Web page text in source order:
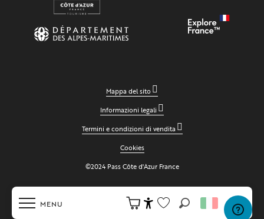
MENU
Mappa del sito
Informazioni legali
Termini e condizioni di vendita
Cookies
©2024 Pass Côte d'Azur France